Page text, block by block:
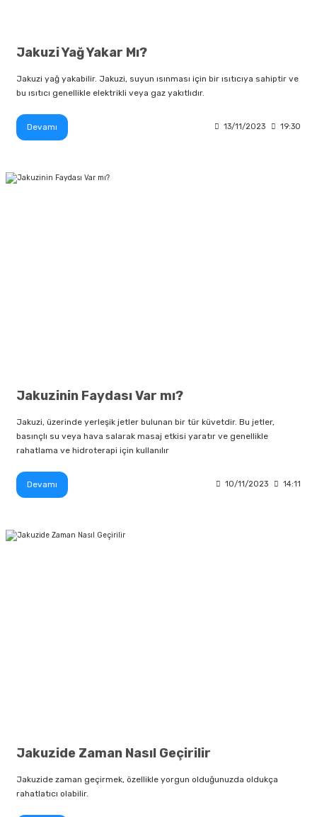
Jakuzi Yağ Yakar Mı?
Jakuzi yağ yakabilir. Jakuzi, suyun ısınması için bir ısıtıcıya sahiptir ve
bu ısıtıcı genellikle elektrikli veya gaz yakıtlıdır.
Devamı 13/11/2023 19:30
Jakuzinin Faydası Var mı?
Jakuzi, üzerinde yerleşik jetler bulunan bir tür küvetdir. Bu jetler,
basınçlı su veya hava salarak masaj etkisi yaratır ve genellikle
rahatlama ve hidroterapi için kullanılır
Devamı 10/11/2023 14:11
Jakuzide Zaman Nasıl Geçirilir
Jakuzide zaman geçirmek, özellikle yorgun olduğunuzda oldukça
rahatlatıcı olabilir.